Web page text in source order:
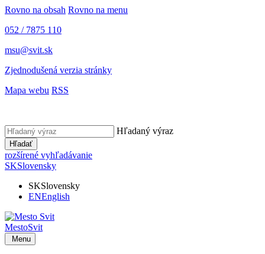
Rovno na obsah Rovno na menu
052 / 7875 110
msu@svit.sk
Zjednodušená verzia stránky
Mapa webu RSS
Hľadaný výraz
Hľadať
rozšírené vyhľadávanie
SKSlovensky
SKSlovensky
ENEnglish
MestoSvit
Menu